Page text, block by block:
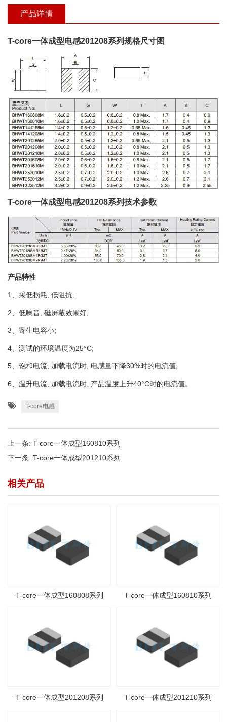
产品详情
T-core一体成型电感201208系列规格尺寸图
T-core一体成型电感201208系列技术参数
产品特性
1、采低损耗, 低阻抗;
2、低噪音, 磁屏蔽效果好;
3、寄生电容小;
4、测试的环境温度为25°C;
5、饱和电流, 加载电流时, 电感量下降30%时的电流值;
6、温升电流, 加载电流时, 产品温度上升40°C时的电流值。
T-core电感
上一条: T-core一体成型160810系列
下一条: T-core一体成型201210系列
相关产品
T-core一体成型160808系列 T-core一体成型160810系列
T-core一体成型201208系列 T-core一体成型201210系列